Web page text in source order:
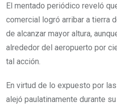
El mentado periódico reveló
comercial logró arribar a tierra
de alcanzar mayor altura,
alrededor del aeropuerto por
tal acción.
En virtud de lo expuesto por
alejó paulatinamente durante